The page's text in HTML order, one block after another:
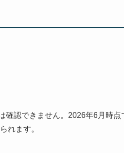
確認できません。2026年6月時点
れます。